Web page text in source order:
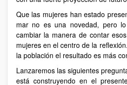
Que las mujeres han estado
mar no es una novedad, pero
cambiar la manera de contar
mujeres en el centro de la
la población el resultado es más
Lanzaremos las siguientes
está construyendo en el